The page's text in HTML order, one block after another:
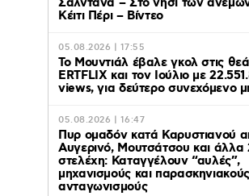
Σαλντάνα – Στο νησί των
Κέιτι Πέρι – Βίντεο
05.08.2026 | 17:55
Το Μουντιάλ έβαλε γκολ στις
ERTFLIX και τον Ιούλιο με
views, για δεύτερο συνεχόμενο
05.08.2026 | 16:47
Πυρ ομαδόν κατά Καρυστιανού
Αυγερινό, Μουτσάτσου και άλλα
στελέχη: Καταγγέλουν “αυλές”,
μηχανισμούς και παρασκηνιακούς
ανταγωνισμούς